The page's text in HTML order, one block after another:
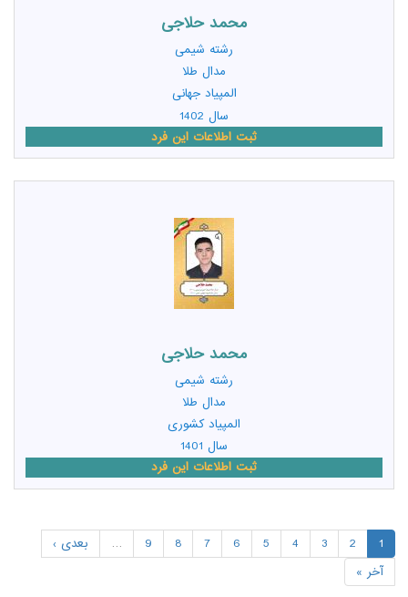
محمد حلاجی
رشته شیمی
مدال طلا
المپیاد جهانی
سال 1402
ثبت اطلاعات این فرد
محمد حلاجی
رشته شیمی
مدال طلا
المپیاد کشوری
سال 1401
ثبت اطلاعات این فرد
1
2
3
4
5
6
7
8
9
…
بعدی ›
آخر »